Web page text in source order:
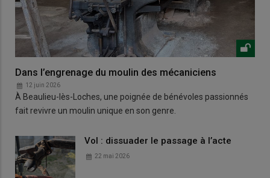
Dans l’engrenage du moulin des mécaniciens
12 juin 2026
À Beaulieu-lès-Loches, une poignée de bénévoles passionnés
fait revivre un moulin unique en son genre.
Vol : dissuader le passage à l’acte
22 mai 2026